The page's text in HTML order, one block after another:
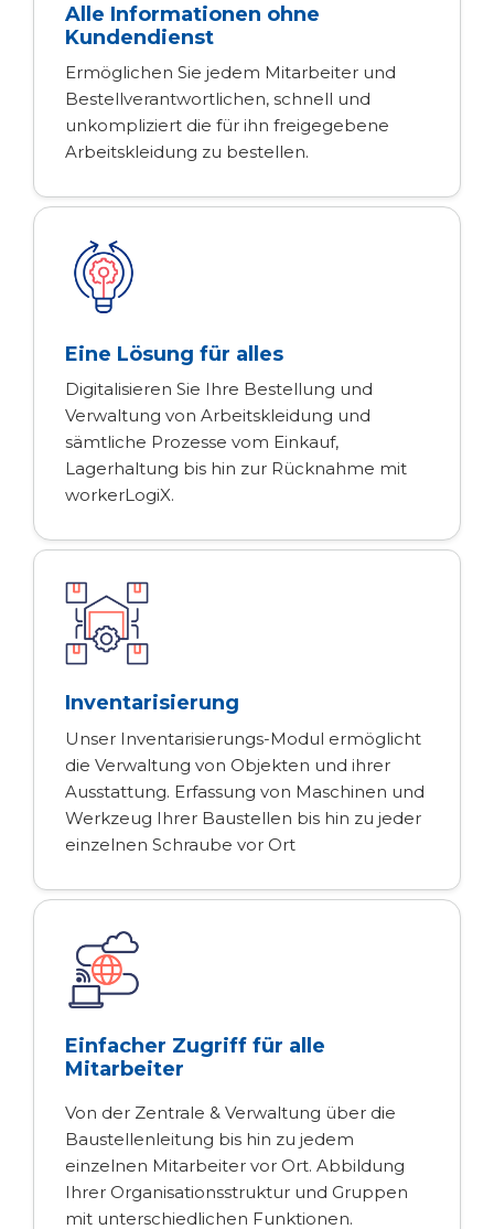
Alle Informationen ohne
Kundendienst
Ermöglichen Sie jedem Mitarbeiter und
Bestellverantwortlichen, schnell und
unkompliziert die für ihn freigegebene
Arbeitskleidung zu bestellen.
Eine Lösung für alles
Digitalisieren Sie Ihre Bestellung und
Verwaltung von Arbeitskleidung und
sämtliche Prozesse vom Einkauf,
Lagerhaltung bis hin zur Rücknahme mit
workerLogiX.
Inventarisierung
Unser Inventarisierungs-Modul ermöglicht
die Verwaltung von Objekten und ihrer
Ausstattung. Erfassung von Maschinen und
Werkzeug Ihrer Baustellen bis hin zu jeder
einzelnen Schraube vor Ort
Einfacher Zugriff für alle
Mitarbeiter
Von der Zentrale & Verwaltung über die
Baustellenleitung bis hin zu jedem
einzelnen Mitarbeiter vor Ort. Abbildung
Ihrer Organisationsstruktur und Gruppen
mit unterschiedlichen Funktionen.